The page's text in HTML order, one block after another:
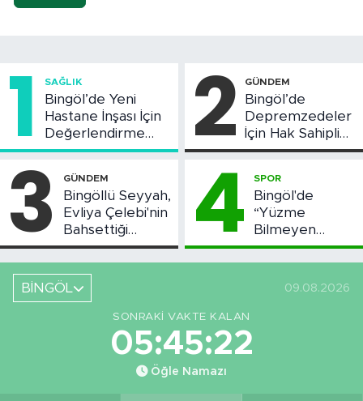
1 SAĞLIK
Bingöl’de Yeni
Hastane İnşası İçin
Değerlendirme
Toplantısı Yapıldı
2 GÜNDEM
Bingöl’de
Depremzedeler
İçin Hak Sahipliği
Askı Süreci
3 GÜNDEM
Bingöllü Seyyah,
Evliya Çelebi'nin
Bahsettiği
Bingöl'deki O
Yeri Görüntüledi
4 SPOR
Bingöl'de
“Yüzme
Bilmeyen
Kalmasın”
Projesi Devam
Ediyor
BİNGÖL 09.08.2026
SONRAKI VAKTE KALAN
05:45:21
Öğle Namazı